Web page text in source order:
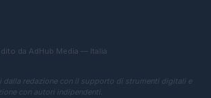
da AdHub Media — Italia
dalla redazione con il supporto di strumenti digitali e
con autori indipendenti.